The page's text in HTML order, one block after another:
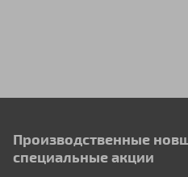
Производственные
специальные акции